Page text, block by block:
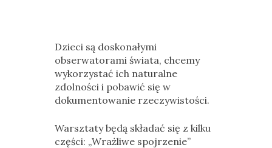
Dzieci są doskonałymi
obserwatorami świata, chcemy
wykorzystać ich naturalne
zdolności i pobawić się w
dokumentowanie rzeczywistości.
Warsztaty będą składać się z kilku
części: „Wrażliwe spojrzenie”